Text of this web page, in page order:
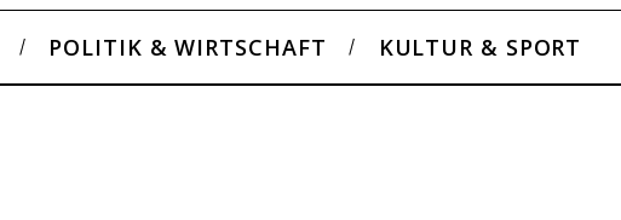
POLITIK & WIRTSCHAFT KULTUR & SPORT